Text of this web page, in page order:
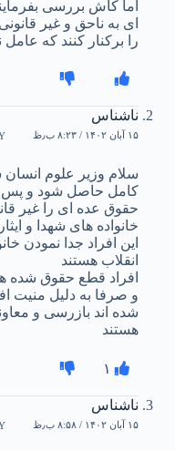
اما کاش بررسی
ای به ناحق و غیر
را برکنار کنند که
ناشناس
۱۵ آبان ۱۴۰۲ / ۸:۲۳ ب٫ظ
سلام وزیر علوم
کامل حاصل شود و پس
حقوق عده ای را غیر
خانواده های شهدا و
این افراد جدا نمودن
انقلاب هستند
افراد قطع حقوق شده
و صرفا به دلیل منیت
شده اند بازرسی و
هستند
۱
ناشناس
۱۵ آبان ۱۴۰۲ / ۸:۵۸ ب٫ظ